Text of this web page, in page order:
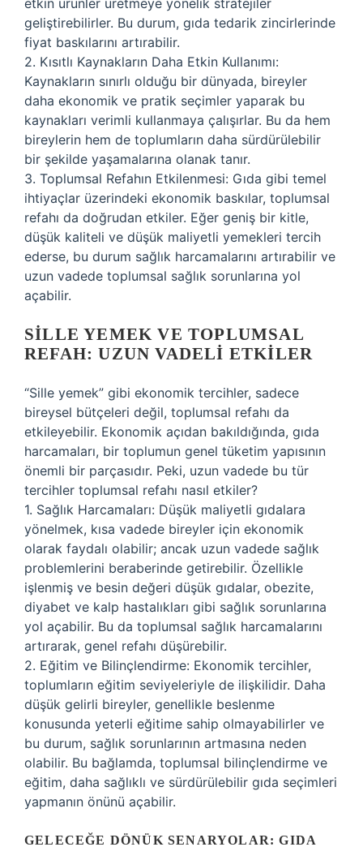
etkin ürünler üretmeye yönelik stratejiler
geliştirebilirler. Bu durum, gıda tedarik zincirlerinde
fiyat baskılarını artırabilir.
2. Kısıtlı Kaynakların Daha Etkin Kullanımı:
Kaynakların sınırlı olduğu bir dünyada, bireyler
daha ekonomik ve pratik seçimler yaparak bu
kaynakları verimli kullanmaya çalışırlar. Bu da hem
bireylerin hem de toplumların daha sürdürülebilir
bir şekilde yaşamalarına olanak tanır.
3. Toplumsal Refahın Etkilenmesi: Gıda gibi temel
ihtiyaçlar üzerindeki ekonomik baskılar, toplumsal
refahı da doğrudan etkiler. Eğer geniş bir kitle,
düşük kaliteli ve düşük maliyetli yemekleri tercih
ederse, bu durum sağlık harcamalarını artırabilir ve
uzun vadede toplumsal sağlık sorunlarına yol
açabilir.
SILLE YEMEK VE TOPLUMSAL
REFAH: UZUN VADELI ETKILER
“Sille yemek” gibi ekonomik tercihler, sadece
bireysel bütçeleri değil, toplumsal refahı da
etkileyebilir. Ekonomik açıdan bakıldığında, gıda
harcamaları, bir toplumun genel tüketim yapısının
önemli bir parçasıdır. Peki, uzun vadede bu tür
tercihler toplumsal refahı nasıl etkiler?
1. Sağlık Harcamaları: Düşük maliyetli gıdalara
yönelmek, kısa vadede bireyler için ekonomik
olarak faydalı olabilir; ancak uzun vadede sağlık
problemlerini beraberinde getirebilir. Özellikle
işlenmiş ve besin değeri düşük gıdalar, obezite,
diyabet ve kalp hastalıkları gibi sağlık sorunlarına
yol açabilir. Bu da toplumsal sağlık harcamalarını
artırarak, genel refahı düşürebilir.
2. Eğitim ve Bilinçlendirme: Ekonomik tercihler,
toplumların eğitim seviyeleriyle de ilişkilidir. Daha
düşük gelirli bireyler, genellikle beslenme
konusunda yeterli eğitime sahip olmayabilirler ve
bu durum, sağlık sorunlarının artmasına neden
olabilir. Bu bağlamda, toplumsal bilinçlendirme ve
eğitim, daha sağlıklı ve sürdürülebilir gıda seçimleri
yapmanın önünü açabilir.
GELECEĞE DÖNÜK SENARYOLAR: GIDA